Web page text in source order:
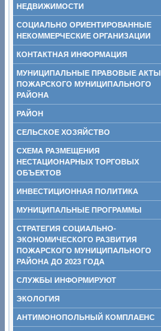
НЕДВИЖИМОСТИ
СОЦИАЛЬНО ОРИЕНТИРОВАННЫЕ
НЕКОММЕРЧЕСКИЕ ОРГАНИЗАЦИИ
КОНТАКТНАЯ ИНФОРМАЦИЯ
МУНИЦИПАЛЬНЫЕ ПРАВОВЫЕ АКТЫ
ПОЖАРСКОГО МУНИЦИПАЛЬНОГО
РАЙОНА
РАЙОН
СЕЛЬСКОЕ ХОЗЯЙСТВО
СХЕМА РАЗМЕЩЕНИЯ
НЕСТАЦИОНАРНЫХ ТОРГОВЫХ
ОБЪЕКТОВ
ИНВЕСТИЦИОННАЯ ПОЛИТИКА
МУНИЦИПАЛЬНЫЕ ПРОГРАММЫ
СТРАТЕГИЯ СОЦИАЛЬНО-
ЭКОНОМИЧЕСКОГО РАЗВИТИЯ
ПОЖАРСКОГО МУНИЦИПАЛЬНОГО
РАЙОНА ДО 2023 ГОДА
СЛУЖБЫ ИНФОРМИРУЮТ
ЭКОЛОГИЯ
АНТИМОНОПОЛЬНЫЙ КОМПЛАЕНС